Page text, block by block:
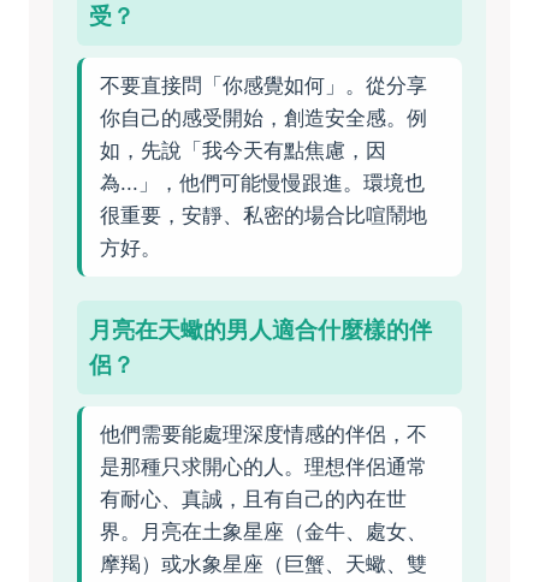
受？
不要直接問「你感覺如何」。從分享
你自己的感受開始，創造安全感。例
如，先說「我今天有點焦慮，因
為...」，他們可能慢慢跟進。環境也
很重要，安靜、私密的場合比喧鬧地
方好。
月亮在天蠍的男人適合什麼樣的伴
侶？
他們需要能處理深度情感的伴侶，不
是那種只求開心的人。理想伴侶通常
有耐心、真誠，且有自己的內在世
界。月亮在土象星座（金牛、處女、
摩羯）或水象星座（巨蟹、天蠍、雙